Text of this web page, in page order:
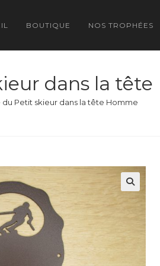
BOUTIQUE NOS TROPHÉES
dans la
du Petit skieur dans la tête Homme